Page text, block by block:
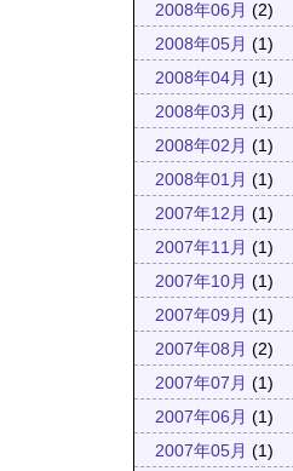
2008年06月 (2)
2008年05月 (1)
2008年04月 (1)
2008年03月 (1)
2008年02月 (1)
2008年01月 (1)
2007年12月 (1)
2007年11月 (1)
2007年10月 (1)
2007年09月 (1)
2007年08月 (2)
2007年07月 (1)
2007年06月 (1)
2007年05月 (1)